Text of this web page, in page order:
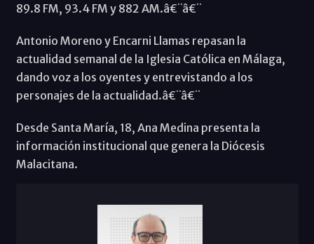
89.8 FM, 93.4 FM y 882 AM.â€¨â€¨
Antonio Moreno y Encarni Llamas repasan la
actualidad semanal de la Iglesia Católica en Málaga,
dando voz a los oyentes y entrevistando a los
personajes de la actualidad.â€¨â€¨
Desde Santa María, 18, Ana Medina presenta la
información institucional que genera la Diócesis
Malacitana.